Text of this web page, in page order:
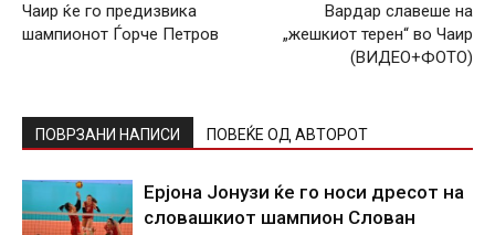
Чаир ќе го предизвика
шампионот Ѓорче Петров
Вардар славеше на
„жешкиот терен“ во Чаир
(ВИДЕО+ФОТО)
ПОВРЗАНИ НАПИСИ ПОВЕЌЕ ОД АВТОРОТ
Ерјона Јонузи ќе го носи дресот на
словашкиот шампион Слован